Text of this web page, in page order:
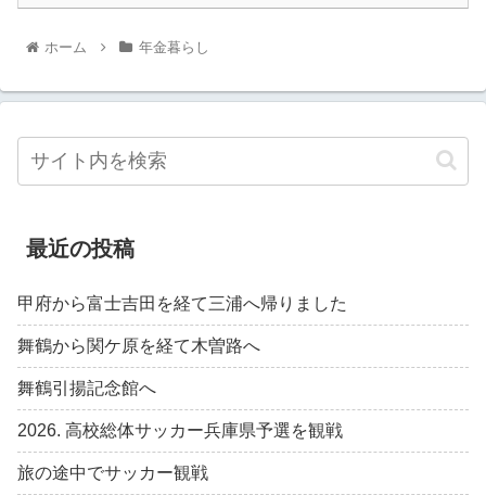
ホーム 年金暮らし
最近の投稿
甲府から富士吉田を経て三浦へ帰りました
舞鶴から関ケ原を経て木曽路へ
舞鶴引揚記念館へ
2026. 高校総体サッカー兵庫県予選を観戦
旅の途中でサッカー観戦